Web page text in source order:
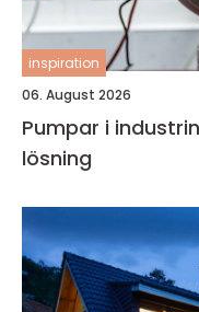
inspiration
06. August 2026
Pumpar i
lösning